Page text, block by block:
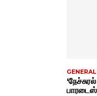
GENERAL